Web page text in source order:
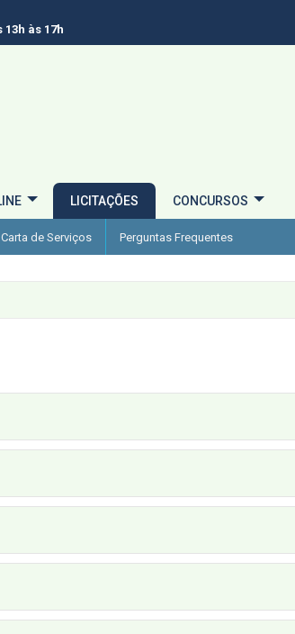
às 17h
LICITAÇÕES CONCURSOS
Carta de Serviços Perguntas Frequentes